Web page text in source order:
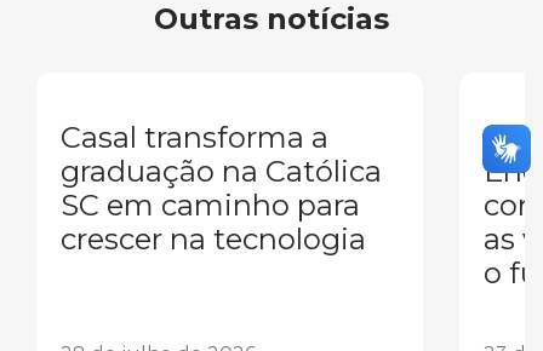
Outras notícias
Casal transforma a
graduação na Católica
SC em caminho para
crescer na tecnologia
as
o